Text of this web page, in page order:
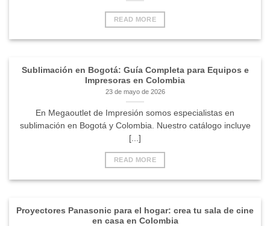
READ MORE
Sublimación en Bogotá: Guía Completa para Equipos e
Impresoras en Colombia
23 de mayo de 2026
En Megaoutlet de Impresión somos especialistas en
sublimación en Bogotá y Colombia. Nuestro catálogo incluye
[...]
READ MORE
Proyectores Panasonic para el hogar: crea tu sala de cine
en casa en Colombia